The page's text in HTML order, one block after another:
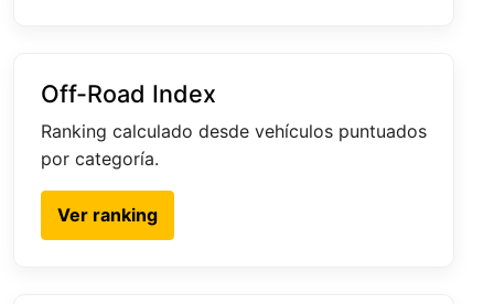
Off-Road Index
Ranking calculado desde vehículos puntuados
por categoría.
Ver ranking